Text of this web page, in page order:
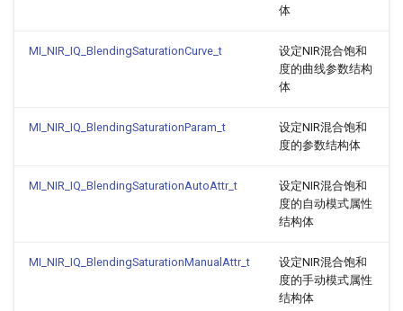
体
MI_NIR_IQ_BlendingSaturationCurve_t
设定NIR混合饱和
度的曲线参数结构
体
MI_NIR_IQ_BlendingSaturationParam_t
设定NIR混合饱和
度的参数结构体
MI_NIR_IQ_BlendingSaturationAutoAttr_t
设定NIR混合饱和
度的自动模式属性
结构体
MI_NIR_IQ_BlendingSaturationManualAttr_t
设定NIR混合饱和
度的手动模式属性
结构体